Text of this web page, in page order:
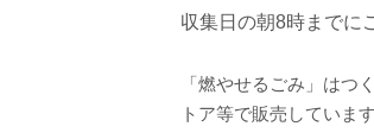
収集日の朝8時までに
「燃やせるごみ」はつ
トア等で販売しています